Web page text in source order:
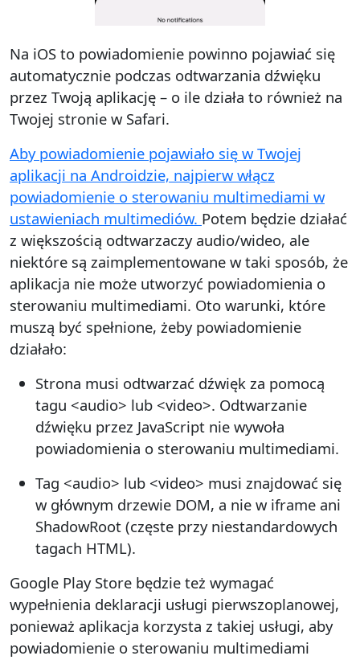
Na iOS to powiadomienie powinno pojawiać się
automatycznie podczas odtwarzania dźwięku
przez Twoją aplikację – o ile działa to również na
Twojej stronie w Safari.
Aby powiadomienie pojawiało się w Twojej
aplikacji na Androidzie, najpierw włącz
powiadomienie o sterowaniu multimediami w
ustawieniach multimediów. Potem będzie działać
z większością odtwarzaczy audio/wideo, ale
niektóre są zaimplementowane w taki sposób, że
aplikacja nie może utworzyć powiadomienia o
sterowaniu multimediami. Oto warunki, które
muszą być spełnione, żeby powiadomienie
działało:
Strona musi odtwarzać dźwięk za pomocą
tagu <audio> lub <video>. Odtwarzanie
dźwięku przez JavaScript nie wywoła
powiadomienia o sterowaniu multimediami.
Tag <audio> lub <video> musi znajdować się
w głównym drzewie DOM, a nie w iframe ani
ShadowRoot (częste przy niestandardowych
tagach HTML).
Google Play Store będzie też wymagać
wypełnienia deklaracji usługi pierwszoplanowej,
ponieważ aplikacja korzysta z takiej usługi, aby
powiadomienie o sterowaniu multimediami